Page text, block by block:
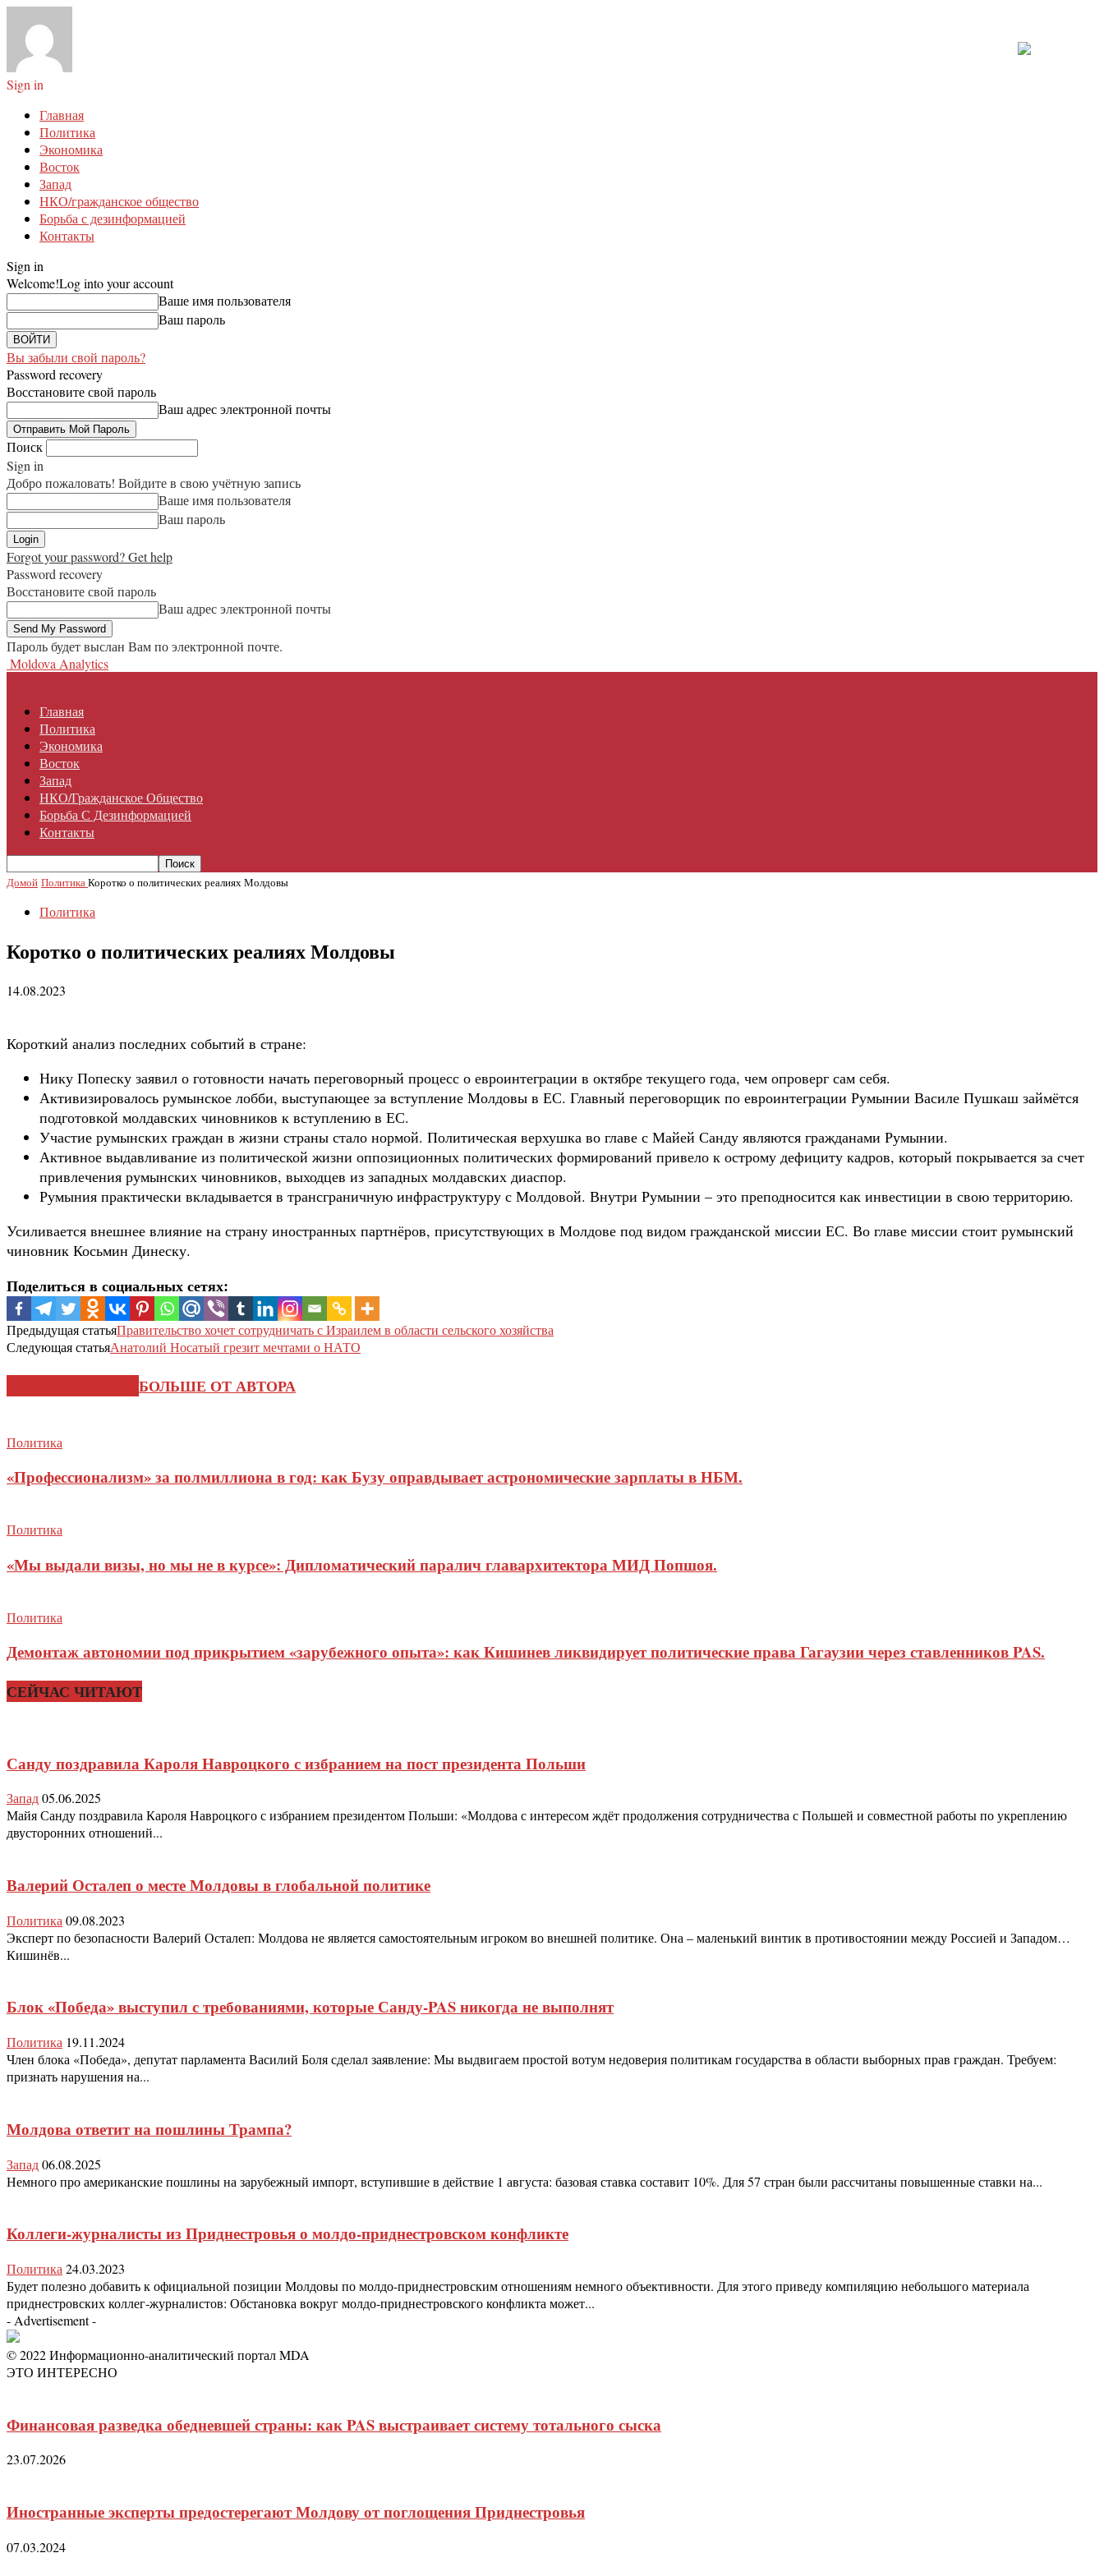
Sign in
Главная
Политика
Экономика
Восток
Запад
НКО/гражданское общество
Борьба с дезинформацией
Контакты
Sign in
Welcome!Log into your account
Ваше имя пользователя
Ваш пароль
Вы забыли свой пароль?
Password recovery
Восстановите свой пароль
Ваш адрес электронной почты
Поиск
Sign in
Добро пожаловать! Войдите в свою учётную запись
Ваше имя пользователя
Ваш пароль
Forgot your password? Get help
Password recovery
Восстановите свой пароль
Ваш адрес электронной почты
Пароль будет выслан Вам по электронной почте.
Moldova Analytics
Главная
Политика
Экономика
Восток
Запад
НКО/гражданское Общество
Борьба С Дезинформацией
Контакты
Домой ПолитикаКоротко о политических реалиях Молдовы
Политика
Коротко о политических реалиях Молдовы
14.08.2023
Короткий анализ последних событий в стране:
Нику Попеску заявил о готовности начать переговорный процесс о евроинтеграции в октябре текущего года, чем опроверг сам себя.
Активизировалось румынское лобби, выступающее за вступление Молдовы в ЕС. Главный переговорщик по евроинтеграции Румынии Василе Пушкаш займётся
подготовкой молдавских чиновников к вступлению в ЕС.
Участие румынских граждан в жизни страны стало нормой. Политическая верхушка во главе с Майей Санду являются гражданами Румынии.
Активное выдавливание из политической жизни оппозиционных политических формирований привело к острому дефициту кадров, который покрывается за счет
привлечения румынских чиновников, выходцев из западных молдавских диаспор.
Румыния практически вкладывается в трансграничную инфраструктуру с Молдовой. Внутри Румынии – это преподносится как инвестиции в свою территорию.
Усиливается внешнее влияние на страну иностранных партнёров, присутствующих в Молдове под видом гражданской миссии ЕС. Во главе миссии стоит румынский
чиновник Косьмин Динеску.
Поделиться в социальных сетях:
Предыдущая статьяПравительство хочет сотрудничать с Израилем в области сельского хозяйства
Следующая статьяАнатолий Носатый грезит мечтами о НАТО
БОЛЬШЕ ОТ АВТОРА
Политика
«Профессионализм» за полмиллиона в год: как Бузу оправдывает астрономические зарплаты в НБМ.
Политика
«Мы выдали визы, но мы не в курсе»: Дипломатический паралич главархитектора МИД Попшоя.
Политика
Демонтаж автономии под прикрытием «зарубежного опыта»: как Кишинев ликвидирует политические права Гагаузии через ставленников PAS.
СЕЙЧАС ЧИТАЮТ
Санду поздравила Кароля Навроцкого с избранием на пост президента Польши
Запад05.06.2025
Майя Санду поздравила Кароля Навроцкого с избранием президентом Польши: «Молдова с интересом ждёт продолжения сотрудничества с Польшей и совместной работы по укреплению
двусторонних отношений...
Валерий Осталеп о месте Молдовы в глобальной политике
Политика 09.08.2023
Эксперт по безопасности Валерий Осталеп: Молдова не является самостоятельным игроком во внешней политике. Она – маленький винтик в противостоянии между Россией и Западом…
Кишинёв...
Блок «Победа» выступил с требованиями, которые Санду-PAS никогда не выполнят
Политика 19.11.2024
Член блока «Победа», депутат парламента Василий Боля сделал заявление: Мы выдвигаем простой вотум недоверия политикам государства в области выборных прав граждан. Требуем:
признать нарушения на...
Молдова ответит на пошлины Трампа?
Запад06.08.2025
Немного про американские пошлины на зарубежный импорт, вступившие в действие 1 августа: базовая ставка составит 10%. Для 57 стран были рассчитаны повышенные ставки на...
Коллеги-журналисты из Приднестровья о молдо-приднестровском конфликте
Политика 24.03.2023
Будет полезно добавить к официальной позиции Молдовы по молдо-приднестровским отношениям немного объективности. Для этого приведу компиляцию небольшого материала
приднестровских коллег-журналистов: Обстановка вокруг молдо-приднестровского конфликта может...
- Advertisement -
© 2022 Информационно-аналитический портал MDA
ЭТО ИНТЕРЕСНО
Финансовая разведка обедневшей страны: как PAS выстраивает систему тотального сыска
23.07.2026
Иностранные эксперты предостерегают Молдову от поглощения Приднестровья
07.03.2024